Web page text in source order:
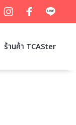
ร้านค้า TCASter